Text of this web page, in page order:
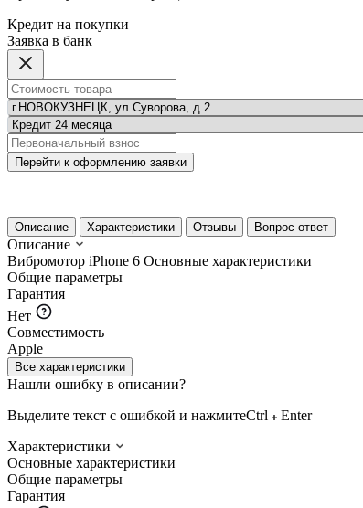
Кредит на покупки
Заявка в банк
Перейти к оформлению заявки
Описание Характеристики Отзывы Вопрос-ответ
Описание
Вибромотор iPhone 6 Основные характеристики
Общие параметры
Гарантия
Нет
Совместимость
Apple
Все характеристики
Нашли ошибку в описании?
Выделите текст с ошибкой и нажмитеCtrl
Enter
Характеристики
Основные характеристики
Общие параметры
Гарантия